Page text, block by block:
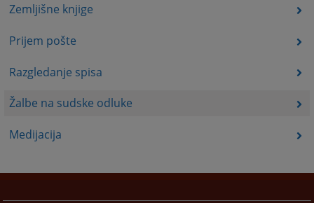
Zemljišne knjige
Prijem pošte
Razgledanje spisa
Žalbe na sudske odluke
Medijacija